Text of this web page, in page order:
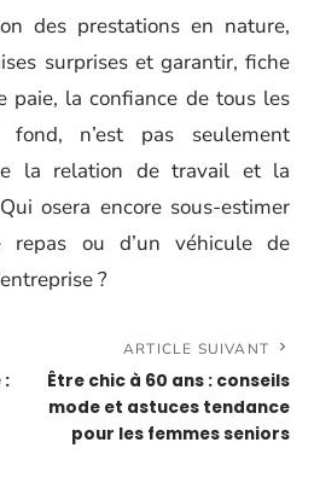
des prestations en nature,
surprises et garantir, fiche
paie, la confiance de tous les
fond, n’est pas seulement
la relation de travail et la
osera encore sous-estimer
repas ou d’un véhicule de
?
:
ARTICLE SUIVANT
Être chic à 60 ans : conseils
mode et astuces tendance
pour les femmes seniors